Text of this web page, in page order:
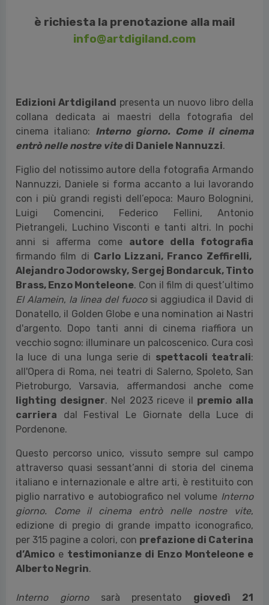
è richiesta la prenotazione alla mail
info@artdigiland.com
Edizioni Artdigiland presenta un nuovo libro della
collana dedicata ai maestri della fotografia del
cinema italiano: Interno giorno. Come il cinema
entrò nelle nostre vite di Daniele Nannuzzi.
Figlio del notissimo autore della fotografia Armando
Nannuzzi, Daniele si forma accanto a lui lavorando
con i più grandi registi dell’epoca: Mauro Bolognini,
Luigi Comencini, Federico Fellini, Antonio
Pietrangeli, Luchino Visconti e tanti altri. In pochi
anni si afferma come autore della fotografia
firmando film di Carlo Lizzani, Franco Zeffirelli,
Alejandro Jodorowsky, Sergej Bondarcuk, Tinto
Brass, Enzo Monteleone. Con il film di quest’ultimo
El Alamein, la linea del fuoco si aggiudica il David di
Donatello, il Golden Globe e una nomination ai Nastri
d'argento. Dopo tanti anni di cinema riaffiora un
vecchio sogno: illuminare un palcoscenico. Cura così
la luce di una lunga serie di spettacoli teatrali:
all'Opera di Roma, nei teatri di Salerno, Spoleto, San
Pietroburgo, Varsavia, affermandosi anche come
lighting designer. Nel 2023 riceve il premio alla
carriera dal Festival Le Giornate della Luce di
Pordenone.
Questo percorso unico, vissuto sempre sul campo
attraverso quasi sessant’anni di storia del cinema
italiano e internazionale e altre arti, è restituito con
piglio narrativo e autobiografico nel volume Interno
giorno. Come il cinema entrò nelle nostre vite,
edizione di pregio di grande impatto iconografico,
per 315 pagine a colori, con prefazione di Caterina
d’Amico e testimonianze di Enzo Monteleone e
Alberto Negrin.
Interno giornosarà presentato giovedì 21